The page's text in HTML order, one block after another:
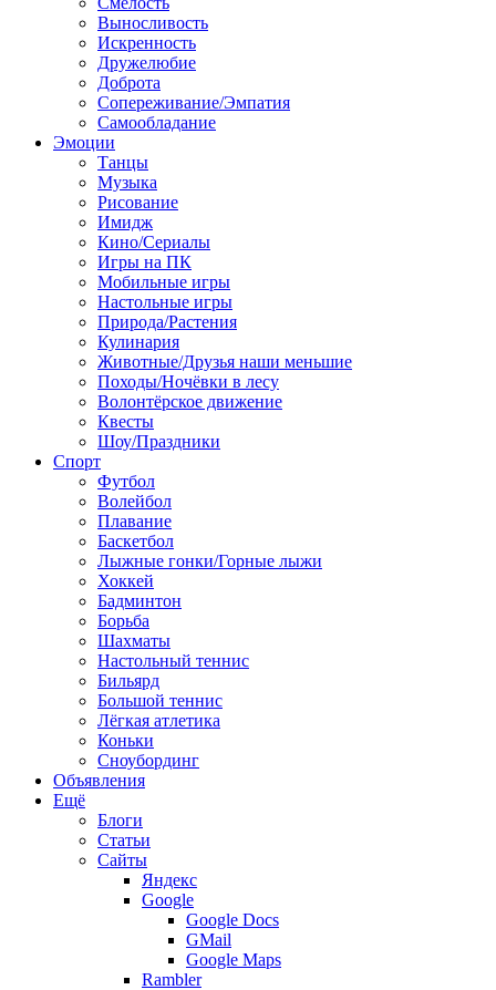
Выносливость
Искренность
Дружелюбие
Доброта
Сопереживание/Эмпатия
Самообладание
Эмоции
Танцы
Музыка
Рисование
Имидж
Кино/Сериалы
Игры на ПК
Мобильные игры
Настольные игры
Природа/Растения
Кулинария
Животные/Друзья наши меньшие
Походы/Ночёвки в лесу
Волонтёрское движение
Квесты
Шоу/Праздники
Спорт
Футбол
Волейбол
Плавание
Баскетбол
Лыжные гонки/Горные лыжи
Хоккей
Бадминтон
Борьба
Шахматы
Настольный теннис
Бильярд
Большой теннис
Лёгкая атлетика
Коньки
Сноубординг
Объявления
Ещё
Блоги
Статьи
Сайты
Яндекс
Google
Google Docs
GMail
Google Maps
Rambler